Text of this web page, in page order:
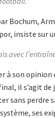
Bochum,
insiste sur
avec
à son opinion
il s’agit de
sans perdre
ses